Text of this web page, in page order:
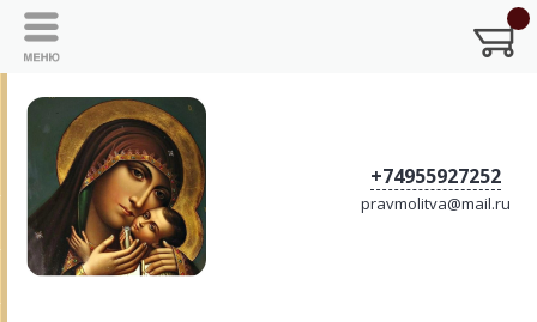
+74955927252
pravmolitva@mail.ru